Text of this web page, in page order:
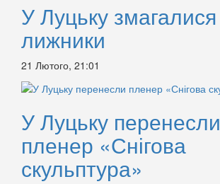
У Луцьку змагалися
лижники
21 Лютого, 21:01
У Луцьку перенесли
пленер «Снігова
скульптура»